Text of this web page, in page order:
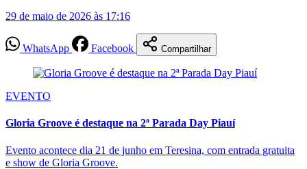
29 de maio de 2026 às 17:16
WhatsApp Facebook Compartilhar
EVENTO
Gloria Groove é destaque na 2ª Parada Day Piauí
Evento acontece dia 21 de junho em Teresina, com entrada gratuita
e show de Gloria Groove.